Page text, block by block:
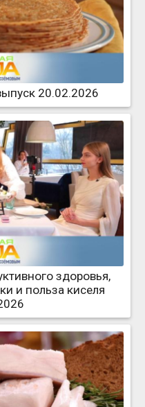
20.02.2026
здоровья,
и польза киселя